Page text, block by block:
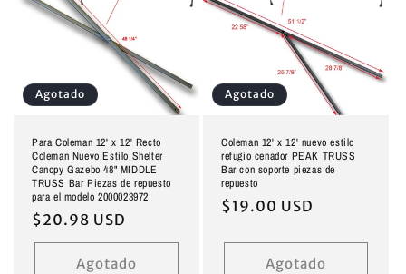
Agotado
Para Coleman 12' x 12' Recto
Coleman Nuevo Estilo Shelter
Canopy Gazebo 48" MIDDLE
TRUSS Bar Piezas de repuesto
para el modelo 2000023972
Precio
habitual
$20.98 USD
Agotado
Agotado
Coleman 12' x 12' nuevo estilo
refugio cenador PEAK TRUSS
Bar con soporte piezas de
repuesto
Precio
$19.00 USD
Agotado